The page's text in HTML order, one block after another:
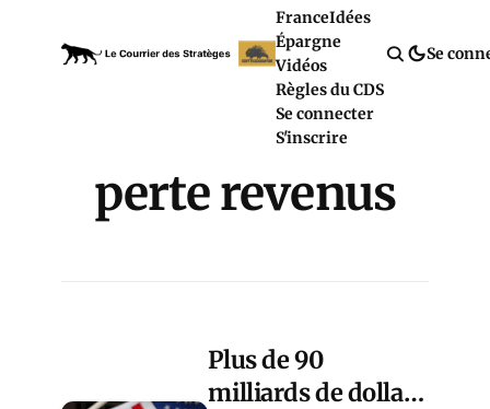
FranceIdées
Épargne
Vidéos
Règles du CDS
Se connecter
S'inscrire
Se
perte revenus
Plus de 90
milliards de dollars